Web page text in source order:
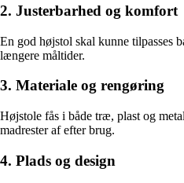
2. Justerbarhed og komfort
En god højstol skal kunne tilpasses
længere måltider.
3. Materiale og rengøring
Højstole fås i både træ, plast og
madrester af efter brug.
4. Plads og design